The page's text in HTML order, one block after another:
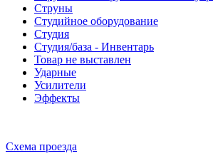
Струны
Студийное оборудование
Студия
Студия/база - Инвентарь
Товар не выставлен
Ударные
Усилители
Эффекты
Схема проезда